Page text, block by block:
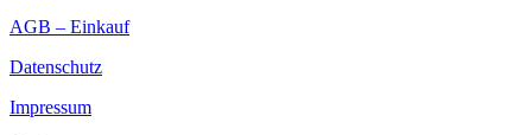
AGB – Einkauf
Datenschutz
Impressum